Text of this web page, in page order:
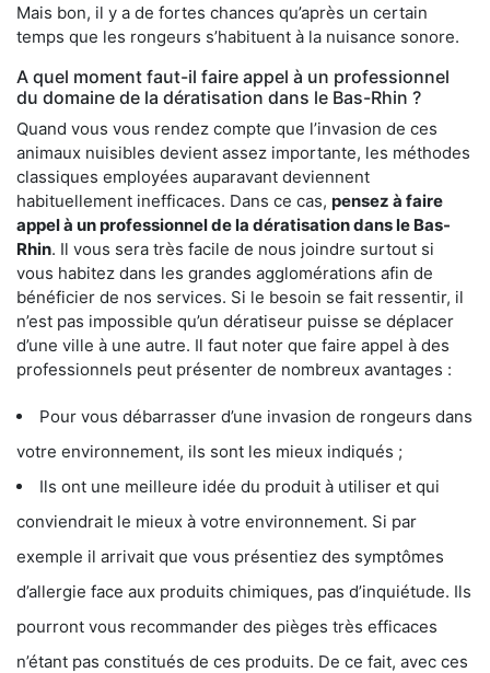
Mais bon, il y a de fortes chances qu’après un certain
temps que les rongeurs s’habituent à la nuisance sonore.
A quel moment faut-il faire appel à un professionnel
du domaine de la dératisation dans le Bas-Rhin ?
Quand vous vous rendez compte que l’invasion de ces
animaux nuisibles devient assez importante, les méthodes
classiques employées auparavant deviennent
habituellement inefficaces. Dans ce cas, pensez à faire
appel à un professionnel de la dératisation dans le Bas-
Rhin. Il vous sera très facile de nous joindre surtout si
vous habitez dans les grandes agglomérations afin de
bénéficier de nos services. Si le besoin se fait ressentir, il
n’est pas impossible qu’un dératiseur puisse se déplacer
d’une ville à une autre. Il faut noter que faire appel à des
professionnels peut présenter de nombreux avantages :
Pour vous débarrasser d’une invasion de rongeurs dans
votre environnement, ils sont les mieux indiqués ;
Ils ont une meilleure idée du produit à utiliser et qui
conviendrait le mieux à votre environnement. Si par
exemple il arrivait que vous présentiez des symptômes
d’allergie face aux produits chimiques, pas d’inquiétude. Ils
pourront vous recommander des pièges très efficaces
n’étant pas constitués de ces produits. De ce fait, avec ces